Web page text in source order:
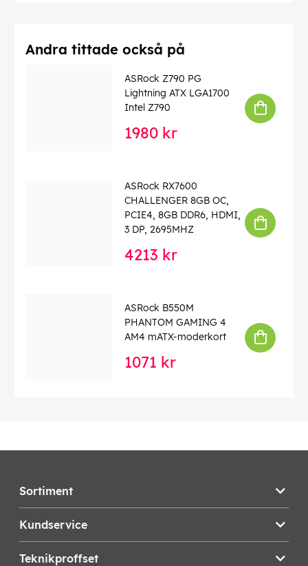
Andra tittade också på
ASRock Z790 PG
Lightning ATX LGA1700
Intel Z790
1980 kr
ASRock RX7600
CHALLENGER 8GB OC,
PCIE4, 8GB DDR6, HDMI,
3 DP, 2695MHZ
4213 kr
ASRock B550M
PHANTOM GAMING 4
AM4 mATX-moderkort
1071 kr
Sortiment
Kundservice
Teknikproffset